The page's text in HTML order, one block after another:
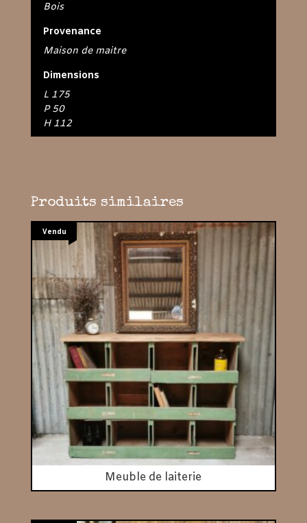
Bois
Provenance
Maison de maitre
Dimensions
L 175
P 50
H 112
Produits similaires
Vendu
Meuble de laiterie